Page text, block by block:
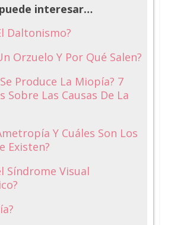
interesar…
Daltonismo?
Orzuelo Y Por Qué Salen?
Produce La Miopía? 7
Sobre Las Causas De La
Y Cuáles Son Los
Existen?
Síndrome Visual